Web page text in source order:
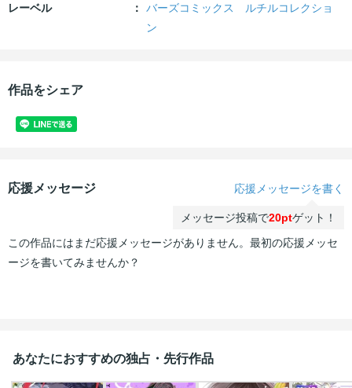
レーベル
バーズコミックス ルチルコレクショ
ン
作品をシェア
応援メッセージ 応援メッセージを書く
メッセージ投稿で20ptゲット！
この作品にはまだ応援メッセージがありません。最初の応援メッセ
ージを書いてみませんか？
あなたにおすすめの独占・先行作品